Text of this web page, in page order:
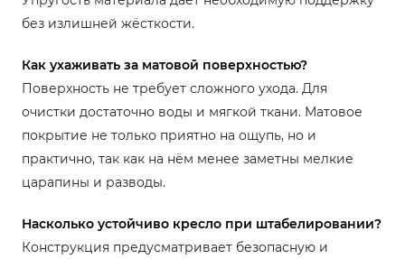
без излишней жёсткости.
Как ухаживать за матовой поверхностью?
Поверхность не требует сложного ухода. Для
очистки достаточно воды и мягкой ткани. Матовое
покрытие не только приятно на ощупь, но и
практично, так как на нём менее заметны мелкие
царапины и разводы.
Насколько устойчиво кресло при штабелировании?
Конструкция предусматривает безопасную и